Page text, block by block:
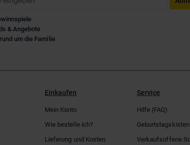
& Angebote
um die Familie
Einkaufen
Mein Konto
Wie bestelle ich?
Lieferung und Kosten
Service
Hilfe (FAQ)
Geburtstagskisten
Verkaufsoffene